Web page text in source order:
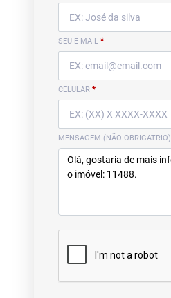
SEU E-MAIL *
CELULAR *
MENSAGEM (NÃO OBRIGATRIO)